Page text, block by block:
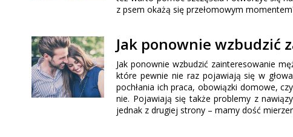
z psem okażą się przełomowym
Jak ponownie wzbudzić
Jak ponownie wzbudzić zainteresowanie
które pewnie nie raz pojawiają się w
pochłania ich praca, obowiązki domowe,
nie. Pojawiają się także problemy z
jednak z drugiej strony – mamy dość